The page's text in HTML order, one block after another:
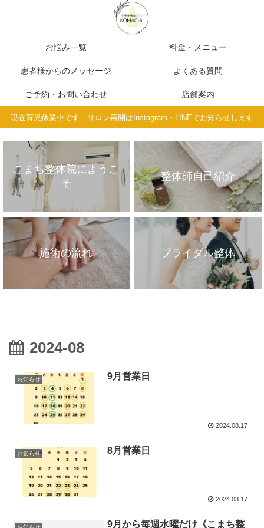
お悩み一覧 料金・メニュー
患者様からのメッセージ よくある質問
ご予約・お問い合わせ 店舗案内
現在育児休業中です サロン再開はInstagram・LINEでお知らせします
こまち整体院にようこ
そ
整体師自己紹介
施術の流れ ブライダル整体
2024-08
お知らせ 9月営業日
2024.08.17
お知らせ 8月営業日
2024.08.17
9月から毎週水曜だけ《こまち整